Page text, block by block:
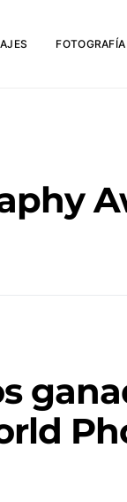
FOTOGRAFÍA